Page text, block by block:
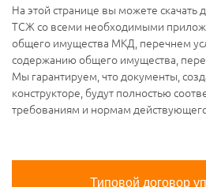
На этой странице вы можете
ТСЖ со всеми необходимыми
общего имущества МКД, перечнем
содержанию общего имущества,
Мы гарантируем, что документы,
конструкторе, будут полностью
требованиям и нормам
Типовой договор